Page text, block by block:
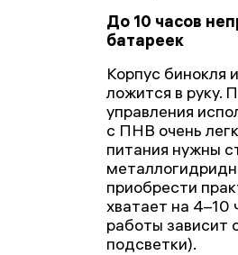
До 10 часов
батареек
Корпус бинокля
ложится в руку.
управления
с ПНВ очень
питания нужны
приобрести
хватает на 4–10
работы зависит
подсветки).